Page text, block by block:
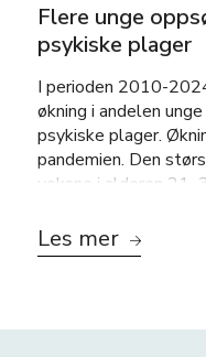
Flere unge
psykiske plager
I perioden 2010-
økning i andelen
psykiske plager.
pandemien. Den
voksne i alderen
Les mer